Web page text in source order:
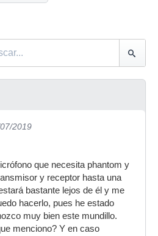
2019
que necesita phantom y
y receptor hasta una
bastante lejos de él y me
hacerlo, pues he estado
muy bien este mundillo.
menciono? Y en caso